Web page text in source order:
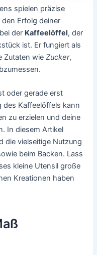
spielen präzise
Erfolg deiner
der Kaffeelöffel, der
ist. Er fungiert als
Zutaten wieZucker,
oder gerade erst
des Kaffeelöffels kann
zu erzielen und deine
In diesem Artikel
die vielseitige Nutzung
beim Backen. Lass
kleine Utensil große
Kreationen haben